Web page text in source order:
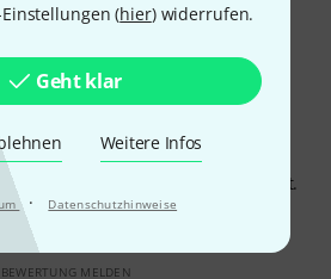
(hier) widerrufen.
Geht klar
Weitere Infos
· Datenschutzhinweise
26.08.2019
FXA2 PRO IEM und die original
Ohren nicht ab.
für mich als Basser sehr wichtig ist.
BEWERTUNG MELDEN